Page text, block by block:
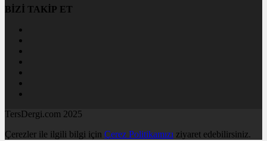
BİZİ TAKİP ET
TersDergi.com 2025
Çerezler ile ilgili bilgi için Çerez Politikamızı ziyaret edebilirsiniz.